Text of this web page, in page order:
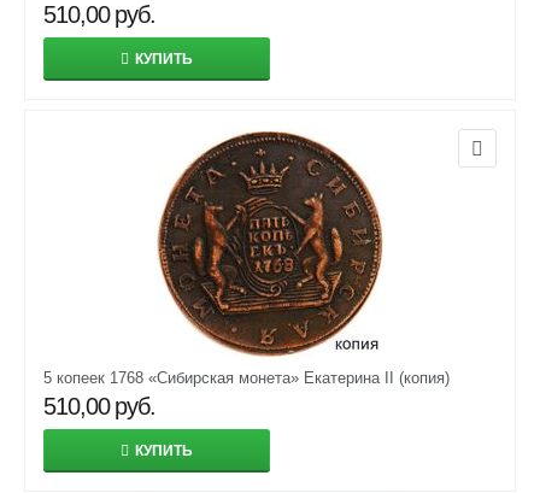
510,00 руб.
КУПИТЬ
5 копеек 1768 «Сибирская монета» Екатерина II (копия)
510,00 руб.
КУПИТЬ